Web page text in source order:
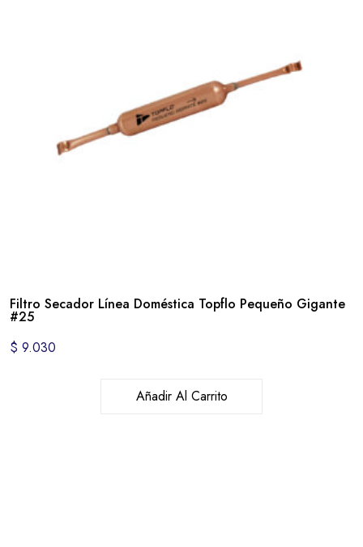
Filtro Secador Línea Doméstica Topflo Pequeño Gigante
#25
$ 9.030
Añadir Al Carrito